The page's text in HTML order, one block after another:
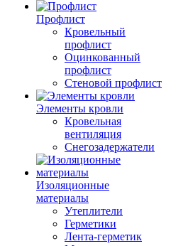
Профлист
Кровельный
профлист
Оцинкованный
профлист
Стеновой профлист
Элементы кровли
Кровельная
вентиляция
Снегозадержатели
Изоляционные
материалы
Утеплители
Герметики
Лента-герметик